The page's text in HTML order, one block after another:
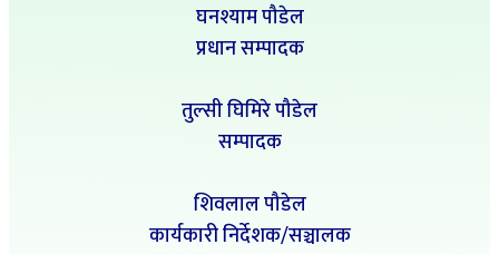
घनश्याम पौडेल
प्रधान सम्पादक
तुल्सी घिमिरे पौडेल
सम्पादक
शिवलाल पौडेल
कार्यकारी निर्देशक/सञ्चालक